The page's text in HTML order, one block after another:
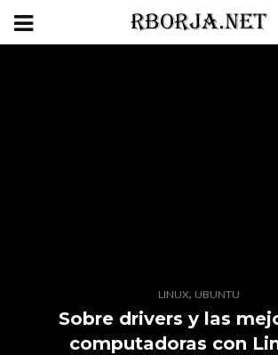
LINUX, UBUNTU
Sobre drivers y las
computadoras con